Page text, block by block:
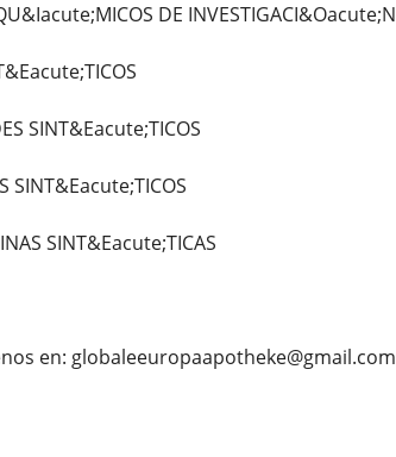
DE INVESTIGACI&Oacute;N
SINT&Eacute;TICOS
SINT&Eacute;TICOS
SINT&Eacute;TICAS
en: globaleeuropaapotheke@gmail.com